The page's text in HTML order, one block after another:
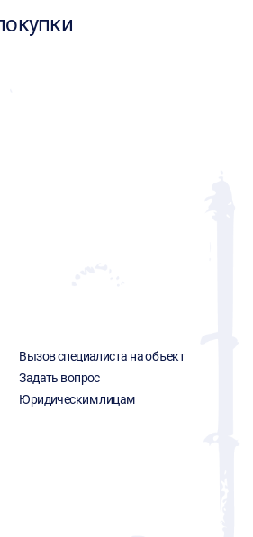
Вызов специалиста на объект
Задать вопрос
Юридическим лицам